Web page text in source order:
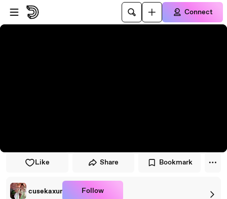
Skip to player
Skip to main content
Connect
Like Share Bookmark
cusekaxur Follow